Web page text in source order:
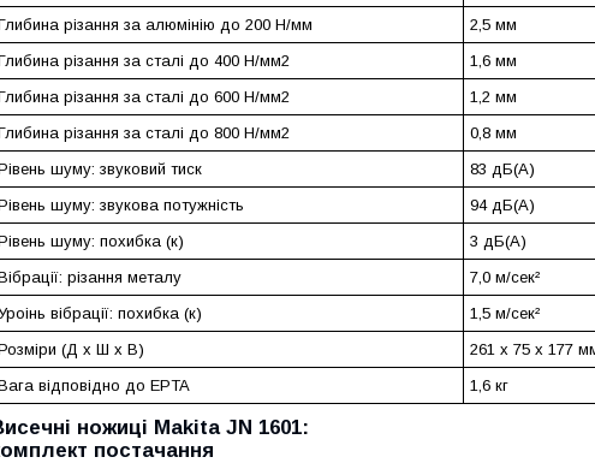
різання за алюмінію до 200 Н/мм
2,5 мм
різання за сталі до 400 Н/мм2
1,6 мм
різання за сталі до 600 Н/мм2
1,2 мм
різання за сталі до 800 Н/мм2
0,8 мм
шуму: звуковий тиск
83 дБ(А)
шуму: звукова потужність
94 дБ(А)
шуму: похибка (к)
3 дБ(А)
різання металу
7,0 м/сек²
вібрації: похибка (к)
1,5 м/сек²
(Д х Ш х В)
261 x 75 x 177
відповідно до EPTA
1,6 кг
ножиці Makita JN 1601:
постачання